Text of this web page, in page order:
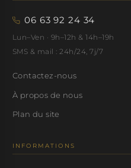
06 63 92 24 34
Lun–Ven · 9h–12h & 14h–19h
SMS & mail : 24h/24, 7j/7
Contactez-nous
À propos de nous
Plan du site
INFORMATIONS